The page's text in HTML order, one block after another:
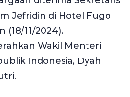
Jefridin di Hotel Fugo
(18/11/2024).
Wakil Menteri
Indonesia, Dyah